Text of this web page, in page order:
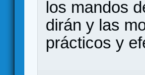
los mandos
dirán y las
prácticos y